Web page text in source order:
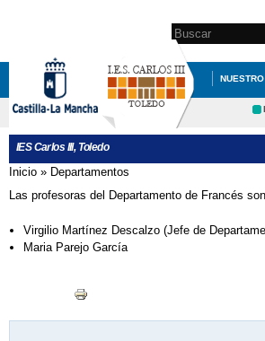
contenido
principal
Search this site
IES Carlos III, Toledo
Se encuentra usted aquí
Inicio » Departamentos
Las profesoras del Departamento de Francés
Virgilio Martínez Descalzo (Jefe de
Maria Parejo García